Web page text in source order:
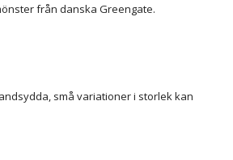
från danska Greengate.
små variationer i storlek kan